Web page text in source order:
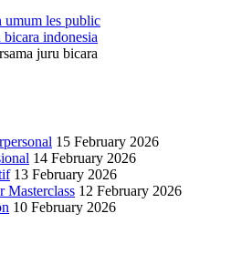
juru bicara
15 February 2026
14 February 2026
13 February 2026
Masterclass 12 February 2026
10 February 2026